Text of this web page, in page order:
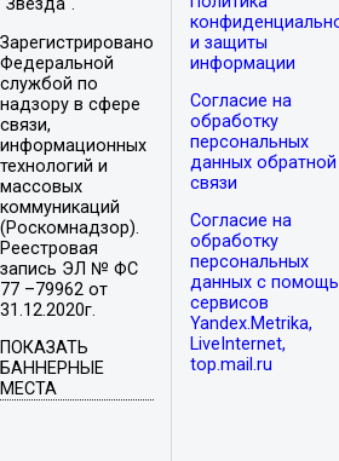
"Звезда".
Зарегистрировано
Федеральной
службой по
надзору в сфере
связи,
информационных
технологий и
массовых
коммуникаций
(Роскомнадзор).
Реестровая
запись ЭЛ № ФС
77 –79962 от
31.12.2020г.
ПОКАЗАТЬ
БАННЕРНЫЕ
МЕСТА
и защиты
информации
Согласие на
обработку
персональных
данных обратной
связи
Согласие на
обработку
персональных
данных с
сервисов
Yandex.Metrika,
LiveInternet,
top.mail.ru